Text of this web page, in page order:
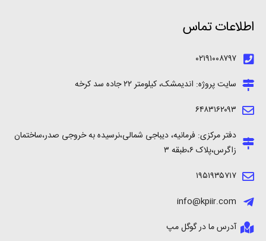
اطلاعات تماس
۰۲۱۹۱۰۰۸۷۹۷
سایت پروژه: اندیمشک، کیلومتر ۲۲ جاده سد کرخه
۶۴۸۳۱۶۲۰۹۳
دفتر مرکزی: فرمانیه، دیباجی شمالی،نرسیده به خروجی صدر،ساختمان
زاگرس،پلاک ۶،طبقه ۳
۱۹۵۱۹۳۵۷۱۷
info@kpiir.com
آدرس ما در گوگل مپ